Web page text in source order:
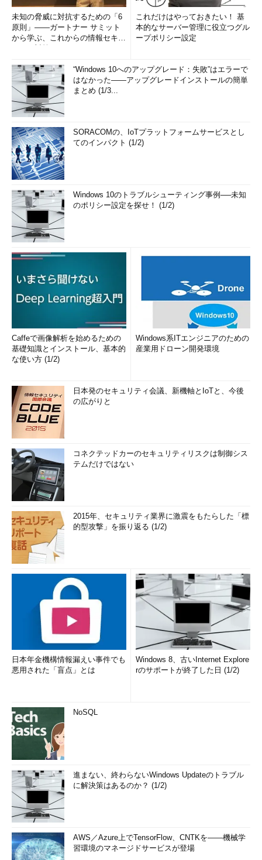
未知の脅威に対抗するための「6
原則」――ガートナー サミット
から学ぶ、これからの情報セキュ
これだけはやっておきたい！ 基
本的なサーバー管理に役立つグル
ープポリシー設定
“Windows 10へのアップグレード：失敗”はエラーで
はなかった――アップグレードインストールの簡単
まとめ (1/3...
SORACOMの、IoTプラットフォームサービスとし
てのインパクト (1/2)
Windows 10のトラブルシューティング事例──未知
のポリシー設定を探せ！ (1/2)
Caffeで画像解析を始めるための
基礎知識とインストール、基本的
な使い方 (1/2)
Windows系ITエンジニアのための
産業用ドローン開発環境
日本発のセキュリティ会議、新機軸とIoTと、今後
の広がりと
コネクテッドカーのセキュリティリスクは制御シス
テムだけではない
2015年、セキュリティ業界に激震をもたらした「標
的型攻撃」を振り返る (1/2)
日本年金機構情報漏えい事件でも
悪用された「盲点」とは
Windows 8、古いInternet Explore
rのサポートが終了した日 (1/2)
NoSQL
進まない、終わらないWindows Updateのトラブル
に解決策はあるのか？ (1/2)
AWS／Azure上でTensorFlow、CNTKを――機械学
習環境のマネージドサービスが登場